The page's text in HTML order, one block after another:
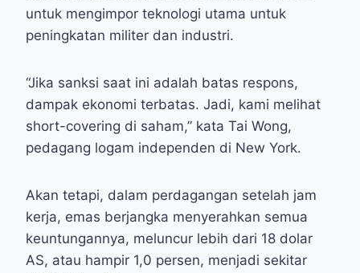
untuk mengimpor teknologi utama untuk
peningkatan militer dan industri.
“Jika sanksi saat ini adalah batas respons,
dampak ekonomi terbatas. Jadi, kami melihat
short-covering di saham,” kata Tai Wong,
pedagang logam independen di New York.
Akan tetapi, dalam perdagangan setelah jam
kerja, emas berjangka menyerahkan semua
keuntungannya, meluncur lebih dari 18 dolar
AS, atau hampir 1,0 persen, menjadi sekitar